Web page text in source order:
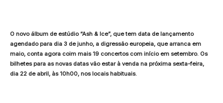
O novo álbum de estúdio “Ash & Ice”, que tem data de lançamento
agendado para dia 3 de junho, a digressão europeia, que arranca em
maio, conta agora coim mais 19 concertos com início em setembro. Os
bilhetes para as novas datas vão estar à venda na próxima sexta-feira,
dia 22 de abril, às 10h00, nos locais habituais.